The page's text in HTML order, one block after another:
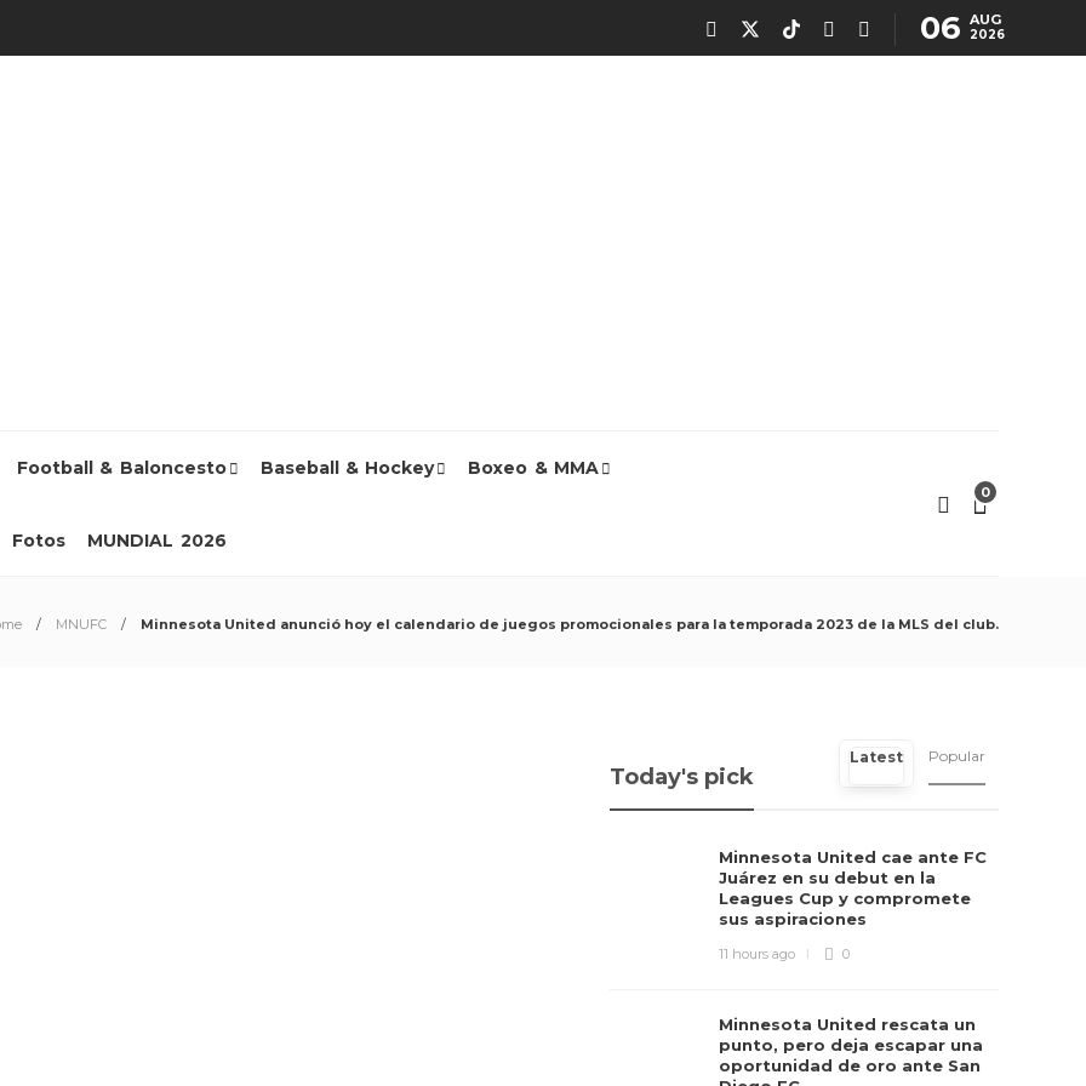
06 AUG
2026
Football & Baloncesto Baseball & Hockey Boxeo & MMA
Fotos MUNDIAL 2026
0
MNUFC Minnesota United anunció hoy el calendario de juegos promocionales para la temporada 2023 de la MLS del club.
Today's pick
Latest Popular
Minnesota United cae ante FC
Juárez en su debut en la
Leagues Cup y compromete
sus aspiraciones
11 hours ago 0
Minnesota United rescata un
punto, pero deja escapar una
oportunidad de oro ante San